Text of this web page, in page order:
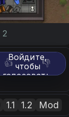
2
👍 👎
Войдите,
чтобы
голосовать.
1.1 1.2 Mod